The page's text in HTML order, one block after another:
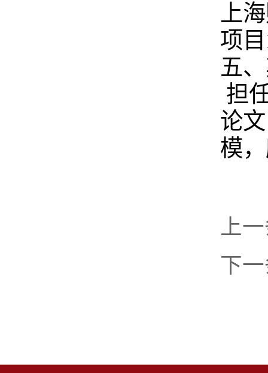
上
项目
五
担
论
模
上
下